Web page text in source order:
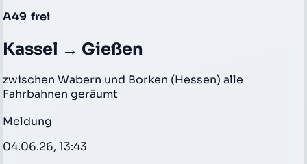
A49 frei
Kassel → Gießen
zwischen Wabern und Borken (Hessen) alle
Fahrbahnen geräumt
Meldung
04.06.26, 13:43